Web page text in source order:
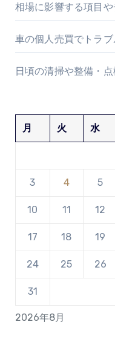
相場に影響する項目
車の個人売買でトラ
日頃の清掃や整備・
2026年8月
月 火 水
3 4 5
10 11 12
17 18 19
24 25 26
31